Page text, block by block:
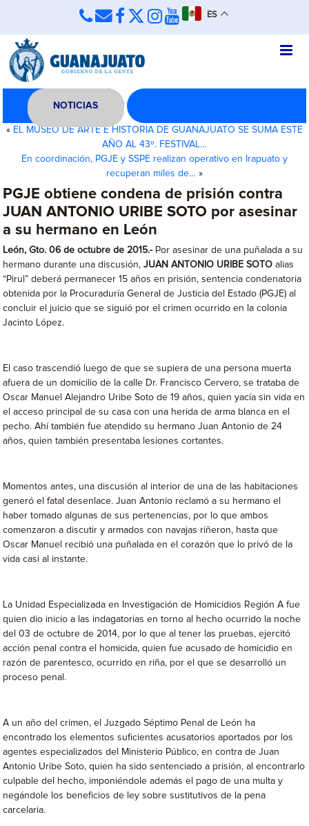
ES
NOTICIAS
« EL MUSEO DE ARTE E HISTORIA DE GUANAJUATO SE SUMA ESTE
AÑO AL 43º. FESTIVAL…
En coordinación, PGJE y SSPE realizan operativo en Irapuato y
recuperan miles de… »
PGJE obtiene condena de prisión contra
JUAN ANTONIO URIBE SOTO por asesinar
a su hermano en León
León, Gto. 06 de octubre de 2015.-Por asesinar de una puñalada a su
hermano durante una discusión,JUAN ANTONIO URIBE SOTO alias
“Pirul” deberá permanecer 15 años en prisión, sentencia condenatoria
obtenida por la Procuraduría General de Justicia del Estado (PGJE) al
concluir el juicio que se siguió por el crimen ocurrido en la colonia
Jacinto López.
El caso trascendió luego de que se supiera de una persona muerta
afuera de un domicilio de la calle Dr. Francisco Cervero, se trataba de
Oscar Manuel Alejandro Uribe Soto de 19 años, quien yacía sin vida en
el acceso principal de su casa con una herida de arma blanca en el
pecho. Ahí también fue atendido su hermano Juan Antonio de 24
años, quien también presentaba lesiones cortantes.
Momentos antes, una discusión al interior de una de las habitaciones
generó el fatal desenlace. Juan Antonio reclamó a su hermano el
haber tomado algunas de sus pertenencias, por lo que ambos
comenzaron a discutir y armados con navajas riñeron, hasta que
Oscar Manuel recibió una puñalada en el corazón que lo privó de la
vida casi al instante.
La Unidad Especializada en Investigación de Homicidios Región A fue
quien dio inicio a las indagatorias en torno al hecho ocurrido la noche
del 03 de octubre de 2014, por lo que al tener las pruebas, ejercitó
acción penal contra el homicida, quien fue acusado de homicidio en
razón de parentesco, ocurrido en riña, por el que se desarrolló un
proceso penal.
A un año del crimen, el Juzgado Séptimo Penal de León ha
encontrado los elementos suficientes acusatorios aportados por los
agentes especializados del Ministerio Público, en contra de Juan
Antonio Uribe Soto, quien ha sido sentenciado a prisión, al encontrarlo
culpable del hecho, imponiéndole además el pago de una multa y
negándole los beneficios de ley sobre sustitutivos de la pena
carcelaria.